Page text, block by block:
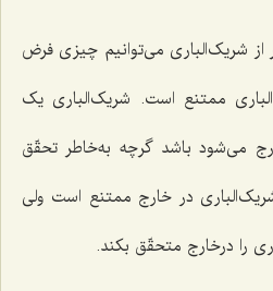
از شریک‌الباری می‌توانیم چیزی فرض
ممتنع است. شریک‌الباری یک
می‌شود باشد گرچه به‌خاطر تحقّق
در خارج ممتنع است ولی
را درخارج متحقّق بکند.